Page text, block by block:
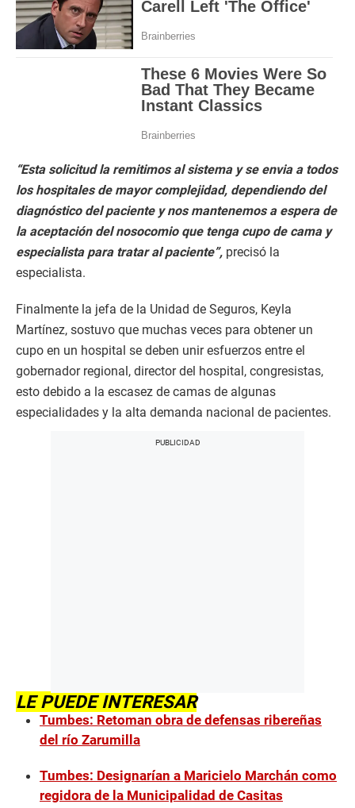
“Esta solicitud la remitimos al sistema y se envia a todos
los hospitales de mayor complejidad, dependiendo del
diagnóstico del paciente y nos mantenemos a espera de
la aceptación del nosocomio que tenga cupo de cama y
especialista para tratar al paciente”, precisó la
especialista.
Finalmente la jefa de la Unidad de Seguros, Keyla
Martínez, sostuvo que muchas veces para obtener un
cupo en un hospital se deben unir esfuerzos entre el
gobernador regional, director del hospital, congresistas,
esto debido a la escasez de camas de algunas
especialidades y la alta demanda nacional de pacientes.
LE PUEDE INTERESAR
Tumbes: Retoman obra de defensas ribereñas
del río Zarumilla
Tumbes: Designarían a Maricielo Marchán como
regidora de la Municipalidad de Casitas